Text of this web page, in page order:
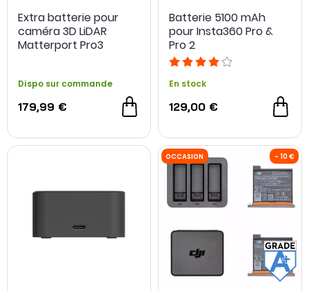
Extra batterie pour
caméra 3D LiDAR
Matterport Pro3
Dispo sur commande
179,99 €
Batterie 5100 mAh
pour Insta360 Pro &
Pro 2
En stock
129,00 €